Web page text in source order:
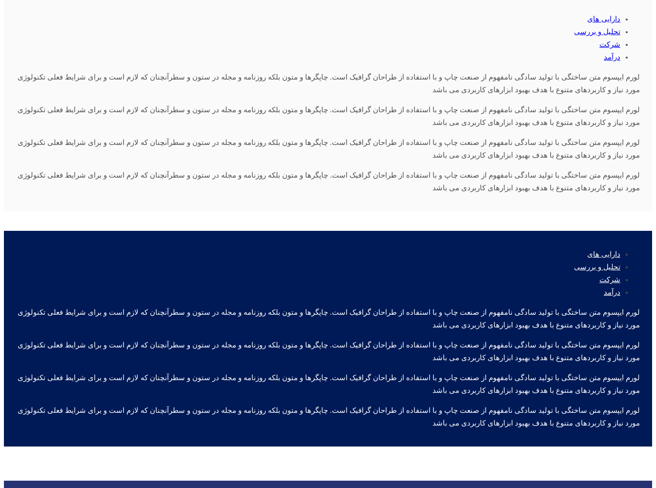
دارایی های
تحلیل و بررسی
شرکت
درآمد
لورم ایپسوم متن ساختگی با تولید سادگی نامفهوم از صنعت چاپ و با استفاده از طراحان گرافیک است. چاپگرها و متون بلکه روزنامه و مجله در ستون و سطرآنچنان که لازم است و برای شرایط فعلی تکنولوژی
مورد نیاز و کاربردهای متنوع با هدف بهبود ابزارهای کاربردی می باشد
لورم ایپسوم متن ساختگی با تولید سادگی نامفهوم از صنعت چاپ و با استفاده از طراحان گرافیک است. چاپگرها و متون بلکه روزنامه و مجله در ستون و سطرآنچنان که لازم است و برای شرایط فعلی تکنولوژی
مورد نیاز و کاربردهای متنوع با هدف بهبود ابزارهای کاربردی می باشد
لورم ایپسوم متن ساختگی با تولید سادگی نامفهوم از صنعت چاپ و با استفاده از طراحان گرافیک است. چاپگرها و متون بلکه روزنامه و مجله در ستون و سطرآنچنان که لازم است و برای شرایط فعلی تکنولوژی
مورد نیاز و کاربردهای متنوع با هدف بهبود ابزارهای کاربردی می باشد
لورم ایپسوم متن ساختگی با تولید سادگی نامفهوم از صنعت چاپ و با استفاده از طراحان گرافیک است. چاپگرها و متون بلکه روزنامه و مجله در ستون و سطرآنچنان که لازم است و برای شرایط فعلی تکنولوژی
مورد نیاز و کاربردهای متنوع با هدف بهبود ابزارهای کاربردی می باشد
دارایی های
تحلیل و بررسی
شرکت
درآمد
لورم ایپسوم متن ساختگی با تولید سادگی نامفهوم از صنعت چاپ و با استفاده از طراحان گرافیک است. چاپگرها و متون بلکه روزنامه و مجله در ستون و سطرآنچنان که لازم است و برای شرایط فعلی تکنولوژی
مورد نیاز و کاربردهای متنوع با هدف بهبود ابزارهای کاربردی می باشد
لورم ایپسوم متن ساختگی با تولید سادگی نامفهوم از صنعت چاپ و با استفاده از طراحان گرافیک است. چاپگرها و متون بلکه روزنامه و مجله در ستون و سطرآنچنان که لازم است و برای شرایط فعلی تکنولوژی
مورد نیاز و کاربردهای متنوع با هدف بهبود ابزارهای کاربردی می باشد
لورم ایپسوم متن ساختگی با تولید سادگی نامفهوم از صنعت چاپ و با استفاده از طراحان گرافیک است. چاپگرها و متون بلکه روزنامه و مجله در ستون و سطرآنچنان که لازم است و برای شرایط فعلی تکنولوژی
مورد نیاز و کاربردهای متنوع با هدف بهبود ابزارهای کاربردی می باشد
لورم ایپسوم متن ساختگی با تولید سادگی نامفهوم از صنعت چاپ و با استفاده از طراحان گرافیک است. چاپگرها و متون بلکه روزنامه و مجله در ستون و سطرآنچنان که لازم است و برای شرایط فعلی تکنولوژی
مورد نیاز و کاربردهای متنوع با هدف بهبود ابزارهای کاربردی می باشد